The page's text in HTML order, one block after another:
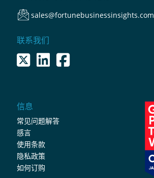
sales@fortunebusinessinsights.com
联系我们
信息
常见问题解答
感言
使用条款
隐私政策
如何订购